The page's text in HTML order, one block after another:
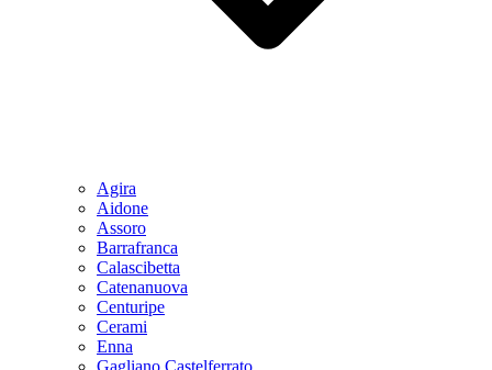
Agira
Aidone
Assoro
Barrafranca
Calascibetta
Catenanuova
Centuripe
Cerami
Enna
Gagliano Castelferrato